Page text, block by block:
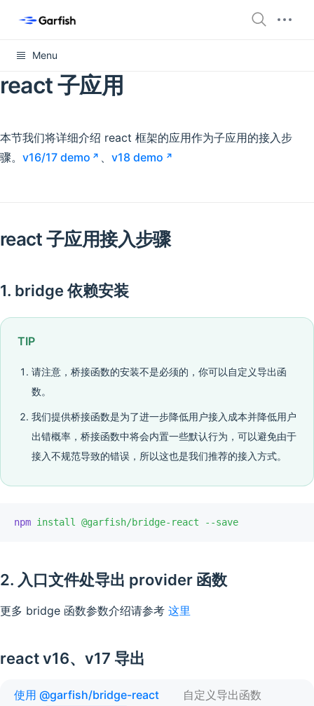
Menu
react 子应用
本节我们将详细介绍 react 框架的应用作为子应用的接入步
骤。 v16/17 demo 、v18 demo
react 子应用接入步骤
1. bridge 依赖安装
TIP
请注意，桥接函数的安装不是必须的，你可以自定义导出函
数。
我们提供桥接函数是为了进一步降低用户接入成本并降低用户
出错概率，桥接函数中将会内置一些默认行为，可以避免由于
接入不规范导致的错误，所以这也是我们推荐的接入方式。
npm install @garfish/bridge-react --save
2. 入口文件处导出 provider 函数
更多 bridge 函数参数介绍请参考 这里
react v16、v17 导出
使用 @garfish/bridge-react 自定义导出函数